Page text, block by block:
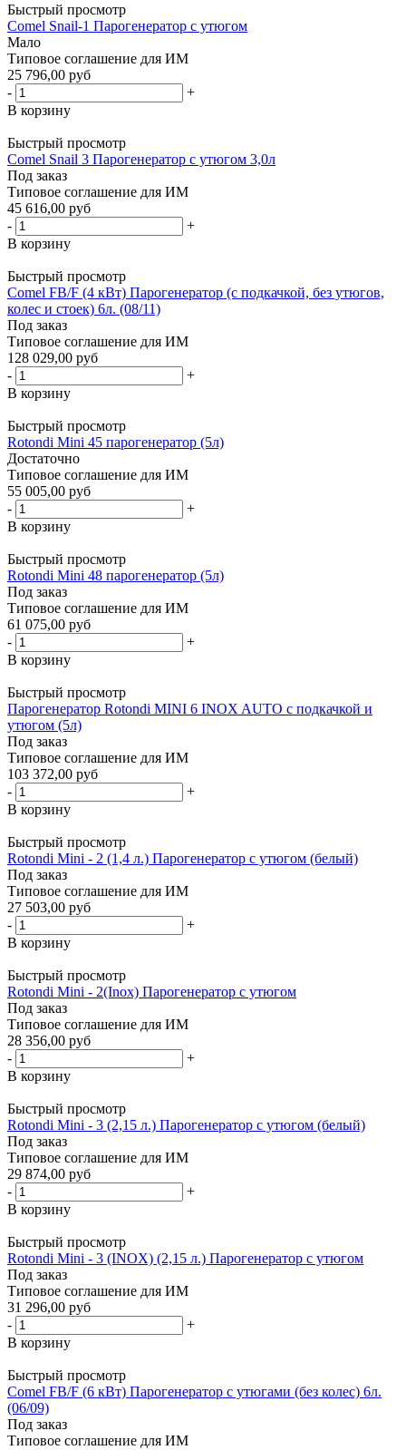
Быстрый просмотр
Comel Snail-1 Парогенератор с утюгом
Мало
Типовое соглашение для ИМ
25 796,00 руб
-
+
В корзину
Быстрый просмотр
Comel Snail 3 Парогенератор с утюгом 3,0л
Под заказ
Типовое соглашение для ИМ
45 616,00 руб
-
+
В корзину
Быстрый просмотр
Comel FB/F (4 кВт) Парогенератор (с подкачкой, без утюгов,
колес и стоек) 6л. (08/11)
Под заказ
Типовое соглашение для ИМ
128 029,00 руб
-
+
В корзину
Быстрый просмотр
Rotondi Mini 45 парогенератор (5л)
Достаточно
Типовое соглашение для ИМ
55 005,00 руб
-
+
В корзину
Быстрый просмотр
Rotondi Mini 48 парогенератор (5л)
Под заказ
Типовое соглашение для ИМ
61 075,00 руб
-
+
В корзину
Быстрый просмотр
Парогенератор Rotondi MINI 6 INOX AUTO c подкачкой и
утюгом (5л)
Под заказ
Типовое соглашение для ИМ
103 372,00 руб
-
+
В корзину
Быстрый просмотр
Rotondi Mini - 2 (1,4 л.) Парогенератор с утюгом (белый)
Под заказ
Типовое соглашение для ИМ
27 503,00 руб
-
+
В корзину
Быстрый просмотр
Rotondi Mini - 2(Inox) Парогенератор с утюгом
Под заказ
Типовое соглашение для ИМ
28 356,00 руб
-
+
В корзину
Быстрый просмотр
Rotondi Mini - 3 (2,15 л.) Парогенератор с утюгом (белый)
Под заказ
Типовое соглашение для ИМ
29 874,00 руб
-
+
В корзину
Быстрый просмотр
Rotondi Mini - 3 (INOX) (2,15 л.) Парогенератор с утюгом
Под заказ
Типовое соглашение для ИМ
31 296,00 руб
-
+
В корзину
Быстрый просмотр
Comel FB/F (6 кВт) Парогенератор с утюгами (без колес) 6л.
(06/09)
Под заказ
Типовое соглашение для ИМ